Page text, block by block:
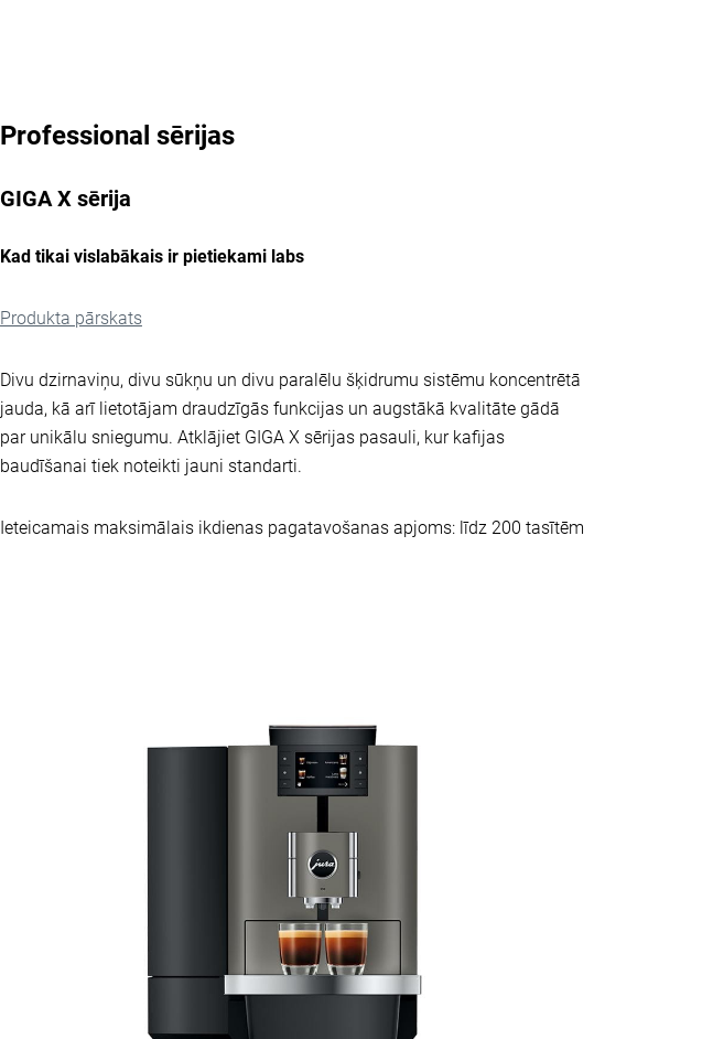
Professional sērijas
GIGA X sērija
Kad tikai vislabākais ir pietiekami labs
Produkta pārskats
Divu dzirnaviņu, divu sūkņu un divu paralēlu šķidrumu sistēmu koncentrētā
jauda, kā arī lietotājam draudzīgās funkcijas un augstākā kvalitāte gādā
par unikālu sniegumu. Atklājiet GIGA X sērijas pasauli, kur kafijas
baudīšanai tiek noteikti jauni standarti.
Ieteicamais maksimālais ikdienas pagatavošanas apjoms: līdz 200 tasītēm